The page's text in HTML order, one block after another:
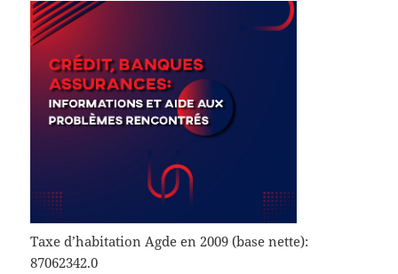
Taxe d’habitation Agde en 2009 (base nette):
87062342.0